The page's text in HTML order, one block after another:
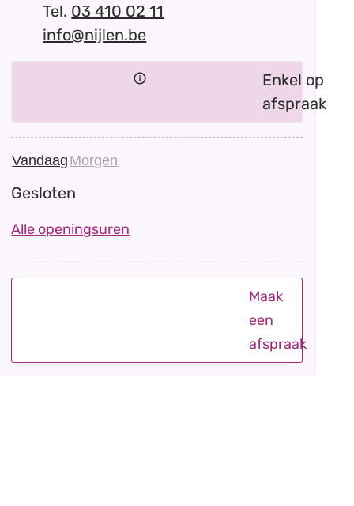
03 410 02 11
E-mail
info@nijlen.be
Enkel op
afspraak
Vandaag Morgen
Gesloten
Alle openingsuren
Maak
een
afspraak